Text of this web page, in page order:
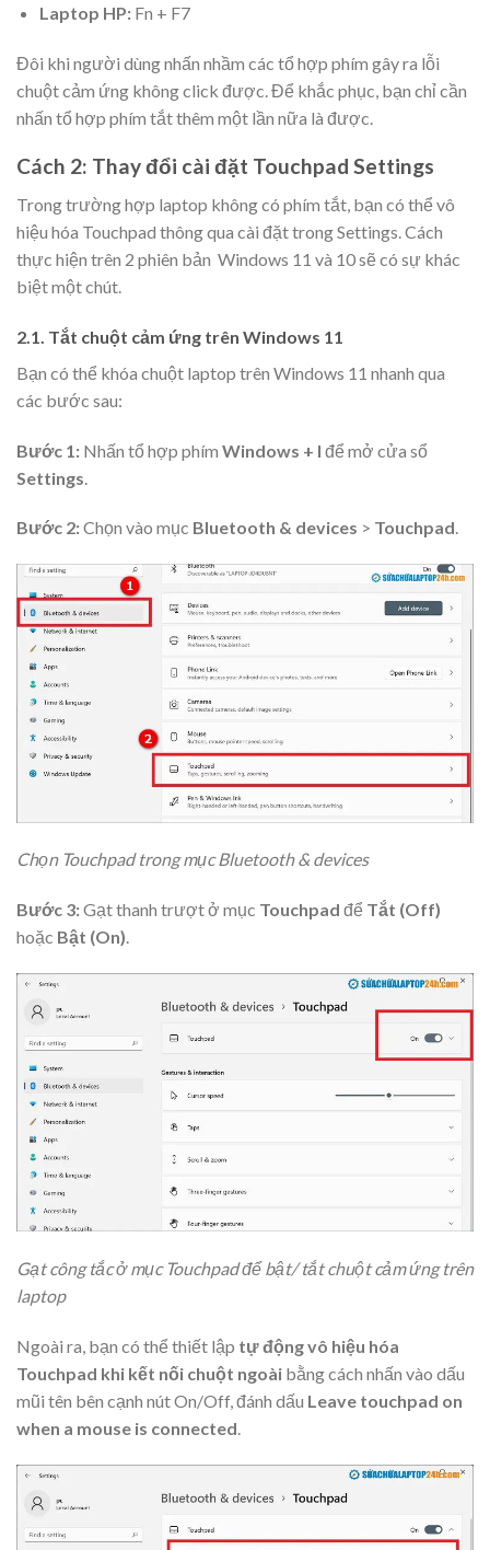
Laptop HP:Fn + F7
Đôi khi người dùng nhấn nhầm các tổ hợp phím gây ra lỗi
chuột cảm ứng không click được . Để khắc phục, bạn chỉ cần
nhấn tổ hợp phím tắt thêm một lần nữa là được.
Cách 2: Thay đổi cài đặt Touchpad Settings
Trong trường hợp laptop không có phím tắt, bạn có thể vô
hiệu hóa Touchpad thông qua cài đặt trong Settings. Cách
thực hiện trên 2 phiên bản Windows 11 và 10 sẽ có sự khác
biệt một chút.
2.1. Tắt chuột cảm ứng trên Windows 11
Bạn có thể khóa chuột laptop trên Windows 11 nhanh qua
các bước sau:
Bước 1: Nhấn tổ hợp phím Windows + I để mở cửa sổ
Settings
Bước 2:Chọn vào mục Bluetooth & devices > Touchpad.
Chọn Touchpad trong mục Bluetooth & devices
Bước 3:Gạt thanh trượt ở mục Touchpad để Tắt (Off)
hoặc Bật (On).
Gạt công tắc ở mục Touchpad để bật/ tắt chuột cảm ứng trên
laptop
Ngoài ra, bạn có thể thiết lập tự động vô hiệu hóa
Touchpad khi kết nối chuột ngoài bằng cách nhấn vào dấu
mũi tên bên cạnh nút On/Off, đánh dấu Leave touchpad on
when a mouse is connected.